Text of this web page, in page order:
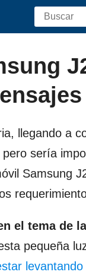
llegando a
sería
Samsung
el tema de
pequeña